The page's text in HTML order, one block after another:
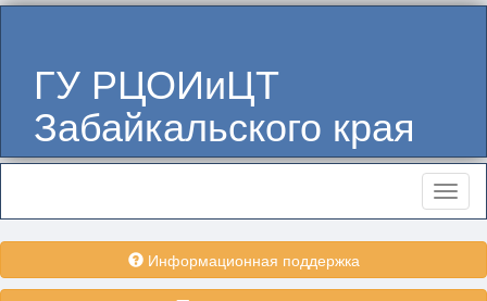
ГУ РЦОИиЦТ
Забайкальского края
Меню
Информационная поддержка